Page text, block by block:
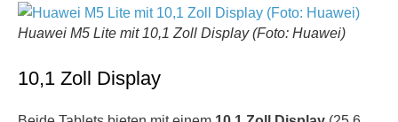
Huawei M5 Lite mit 10,1 Zoll Display (Foto: Huawei)
10,1 Zoll Display